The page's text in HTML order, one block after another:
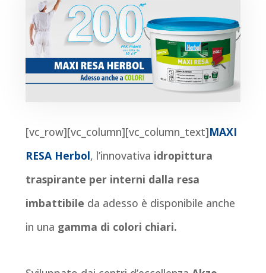
[vc_row][vc_column][vc_column_text]MAXI
RESA Herbol, l’innovativa idropittura
traspirante per interni dalla resa
imbattibile da adesso è disponibile anche
in una gamma di colori chiari.